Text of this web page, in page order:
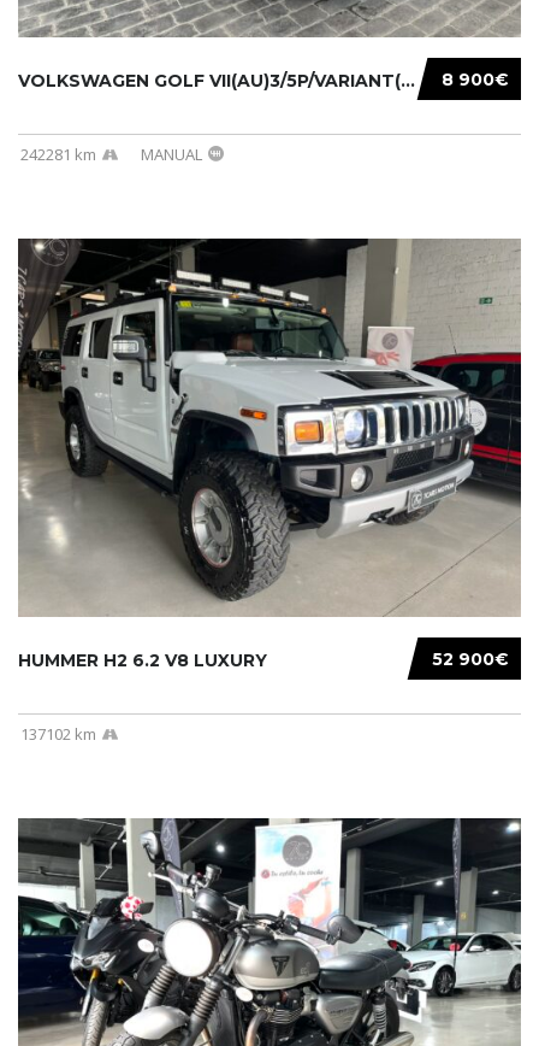
8 900€
VOLKSWAGEN GOLF VII(AU)3/5P/VARIANT(12-16 20...
242281 km MANUAL
52 900€
HUMMER H2 6.2 V8 LUXURY
137102 km